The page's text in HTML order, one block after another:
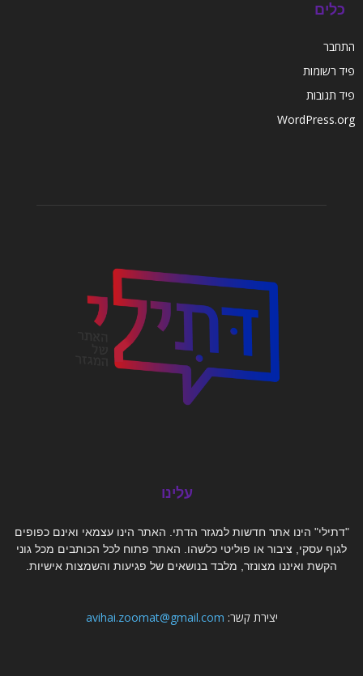
כלים
התחבר
פיד רשומות
פיד תגובות
WordPress.org
עלינו
"דתילי" הינו אתר חדשות למגזר הדתי. האתר הינו עצמאי ואינם כפופים
לגוף עסקי, ציבור או פוליטי כלשהו. האתר פתוח לכל הכותבים מכל גוני
הקשת ואיננו מצונזר, מלבד בנושאים של פגיעות והשמצות אישיות.
יצירת קשר: avihai.zoomat@gmail.com